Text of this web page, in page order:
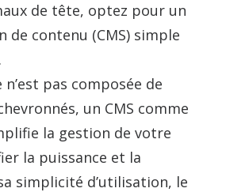
de tête, optez pour un
de contenu (CMS) simple
pas composée de
un CMS comme
la gestion de votre
la puissance et la
simplicité d’utilisation, le